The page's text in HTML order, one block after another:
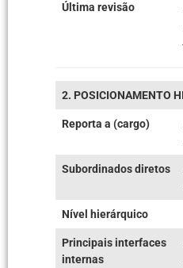
Última revisão
2. POSICIONAMENTO
Reporta a (cargo)
Subordinados diretos
Nível hierárquico
Principais interfaces
internas